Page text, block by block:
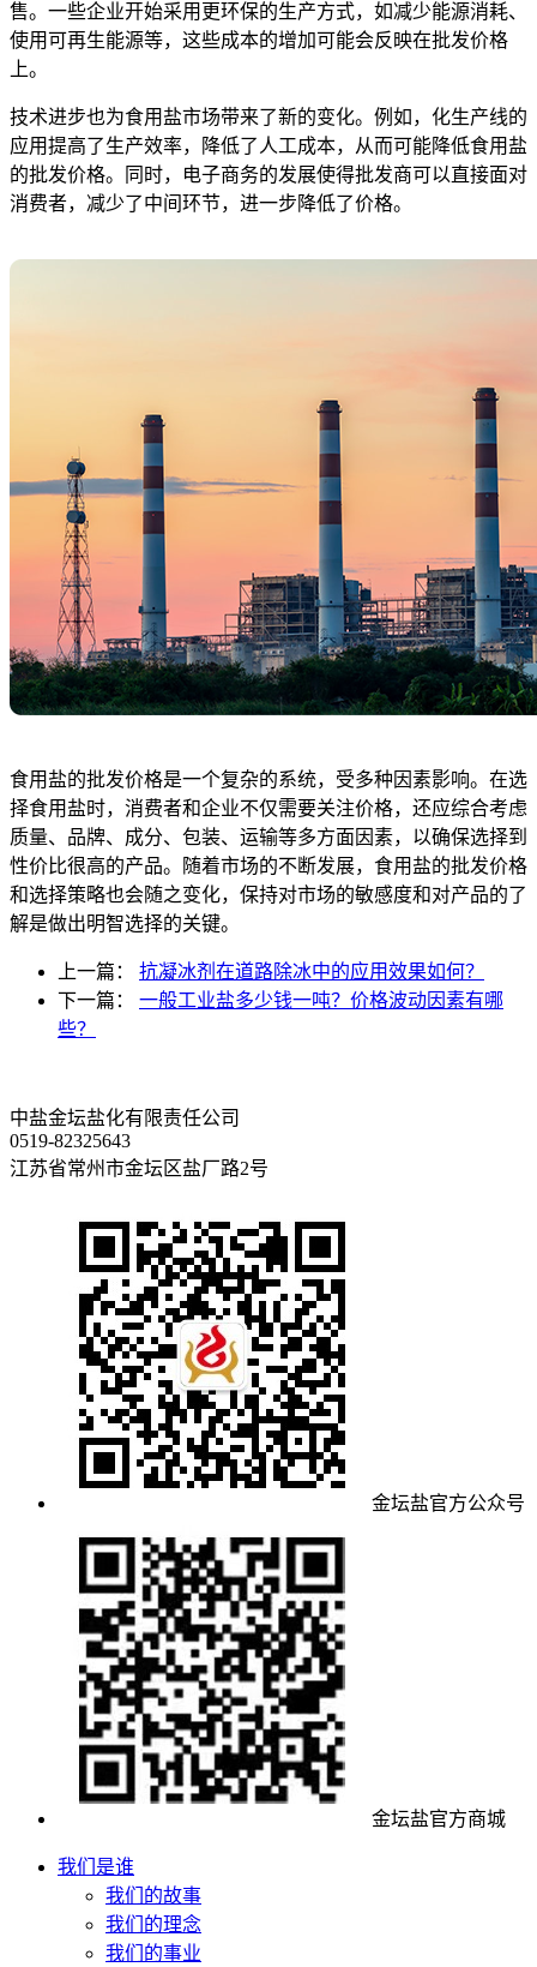
售。一些企业开始采用更环保的生产方式，如减少能源消耗、
使用可再生能源等，这些成本的增加可能会反映在批发价格
上。
技术进步也为食用盐市场带来了新的变化。例如，化生产线的
应用提高了生产效率，降低了人工成本，从而可能降低食用盐
的批发价格。同时，电子商务的发展使得批发商可以直接面对
消费者，减少了中间环节，进一步降低了价格。
食用盐的批发价格是一个复杂的系统，受多种因素影响。在选
择食用盐时，消费者和企业不仅需要关注价格，还应综合考虑
质量、品牌、成分、包装、运输等多方面因素，以确保选择到
性价比很高的产品。随着市场的不断发展，食用盐的批发价格
和选择策略也会随之变化，保持对市场的敏感度和对产品的了
解是做出明智选择的关键。
上一篇： 抗凝冰剂在道路除冰中的应用效果如何？
下一篇： 一般工业盐多少钱一吨？价格波动因素有哪
些？
中盐金坛盐化有限责任公司
0519-82325643
江苏省常州市金坛区盐厂路2号
金坛盐官方公众号
金坛盐官方商城
我们是谁
我们的故事
我们的理念
我们的事业